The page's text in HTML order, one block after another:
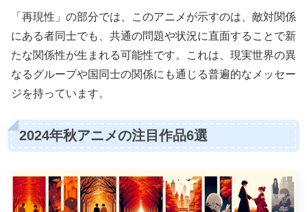
「再現性」の部分では、このアニメが示すのは、敵対関係
にある者同士でも、共通の問題や状況に直面することで新
たな関係性が生まれる可能性です。これは、現実世界の異
なるグループや国同士の関係にも通じる普遍的なメッセー
ジを持っています。
2024年秋アニメの注目作品6選